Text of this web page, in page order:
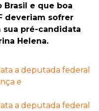
e que boa
deveriam sofrer
pré-candidata
Helena.
a deputada federal
e
a deputada federal